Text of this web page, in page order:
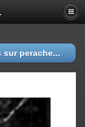
sur perache...